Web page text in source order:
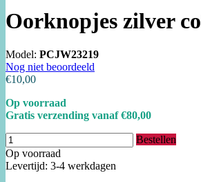
Oorknopjes zilver
Model: PCJW23219
Nog niet beoordeeld
€10,00
Op voorraad
Gratis verzending vanaf €80,00
Bestellen
Op voorraad
Levertijd: 3-4 werkdagen